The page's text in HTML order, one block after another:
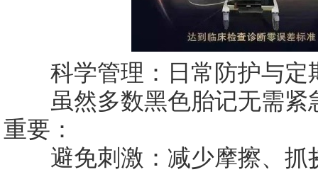
科学管理：日常防护与定
虽然多数黑色胎记无需紧
重要：
避免刺激：减少摩擦、抓